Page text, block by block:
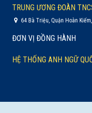
TRUNG ƯƠNG ĐOÀN
64 Bà Triệu, Quận Hoàn
ĐƠN VỊ ĐỒNG HÀNH
HỆ THỐNG ANH NGỮ